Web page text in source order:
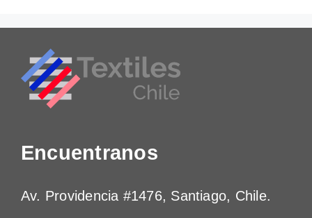
Encuentranos
Av. Providencia #1476, Santiago, Chile.